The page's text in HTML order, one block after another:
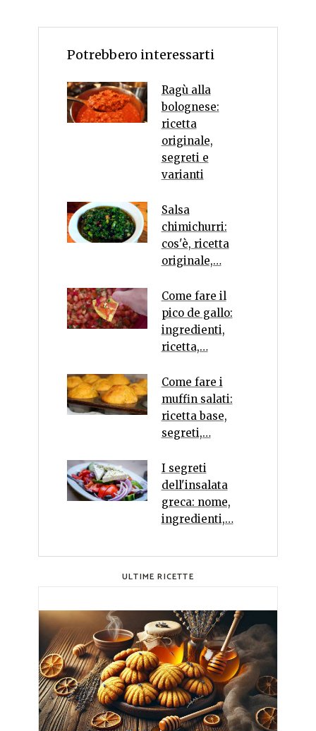
Potrebbero interessarti
Ragù alla
bolognese:
ricetta
originale,
segreti e
varianti
Salsa
chimichurri:
cos'è, ricetta
originale,…
Come fare il
pico de gallo:
ingredienti,
ricetta,…
Come fare i
muffin salati:
ricetta base,
segreti,…
I segreti
dell'insalata
greca: nome,
ingredienti,…
ULTIME RICETTE